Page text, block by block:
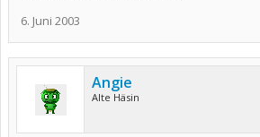
6. Juni 2003
Angie
Alte Häsin